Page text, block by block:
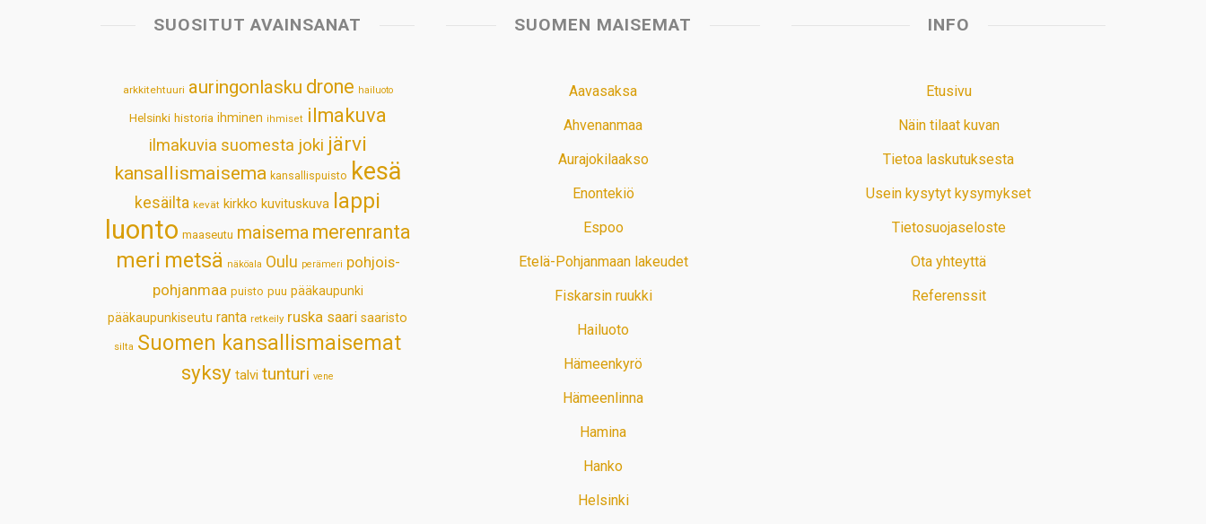
SUOSITUT AVAINSANAT
arkkitehtuuri auringonlasku drone hailuoto
Helsinki historia ihminen ihmiset ilmakuva
ilmakuvia suomesta joki järvi
kansallismaisema kansallispuisto kesä
kesäilta kevät kirkko kuvituskuva lappi
luonto maaseutu maisema merenranta
meri metsä näköala Oulu perämeri pohjois-
pohjanmaa puisto puu pääkaupunki
pääkaupunkiseutu ranta retkeily ruska saari saaristo
silta Suomen kansallismaisemat
syksy talvi tunturi vene
SUOMEN MAISEMAT
Aavasaksa
Ahvenanmaa
Aurajokilaakso
Enontekiö
Espoo
Etelä-Pohjanmaan lakeudet
Fiskarsin ruukki
Hailuoto
Hämeenkyrö
Hämeenlinna
Hamina
Hanko
Helsinki
INFO
Etusivu
Näin tilaat kuvan
Tietoa laskutuksesta
Usein kysytyt kysymykset
Tietosuojaseloste
Ota yhteyttä
Referenssit